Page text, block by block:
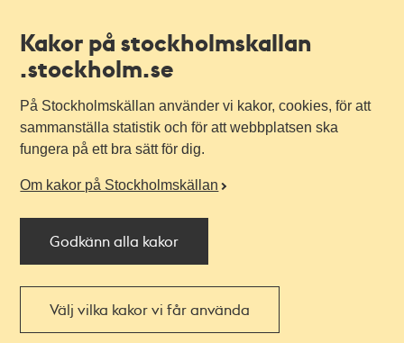
Kakor på stockholmskallan
.stockholm.se
På Stockholmskällan använder vi kakor, cookies, för att
sammanställa statistik och för att webbplatsen ska
fungera på ett bra sätt för dig.
Om kakor på Stockholmskällan
Godkänn alla kakor
Välj vilka kakor vi får använda